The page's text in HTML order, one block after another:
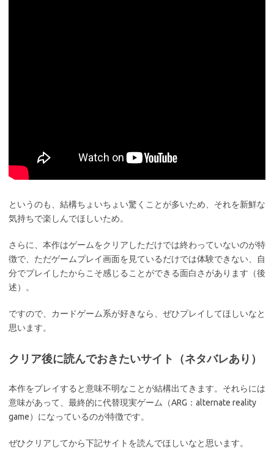
というのも、結構ちょいちょい驚くことが多いため、それを新鮮な
気持ちで楽しんでほしいため。
さらに、本作はゲームをクリアしただけでは終わっていないのが特
徴で、ただゲームプレイ画面を見ているだけでは体験できない、自
分でプレイしたからこそ感じることができる面白さがあります（後
述）。
ですので、カードゲーム系が好きなら、ぜひプレイしてほしいなと
思います。
クリア後に読んでおきたいサイト（ネタバレあり）
本作をプレイすると意味不明なことが結構出てきます。それらには
意味があって、最終的に代替現実ゲーム（ARG：alternate reality
game）になっているのが特徴です。
ぜひクリアしてから下記サイトを読んでほしいなと思います。